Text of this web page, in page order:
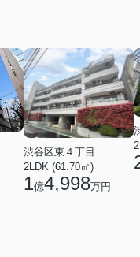
渋谷区東４丁目
2LDK (61.70㎡)
1億4,998万円